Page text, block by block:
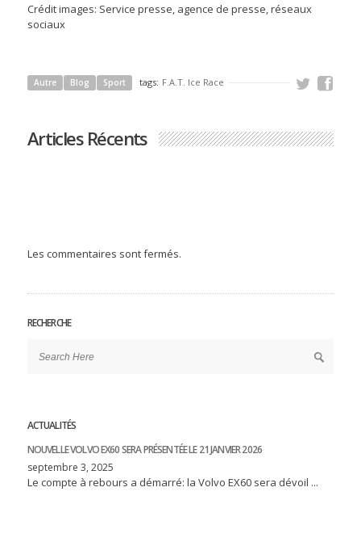
Crédit images: Service presse, agence de presse, réseaux
sociaux
Autre Blog Sport tags: F.A.T. Ice Race
Articles Récents
Les commentaires sont fermés.
RECHERCHE
ACTUALITÉS
NOUVELLE VOLVO EX60 SERA PRÉSENTÉE LE 21 JANVIER 2026
septembre 3, 2025
Le compte à rebours a démarré: la Volvo EX60 sera dévoil ...